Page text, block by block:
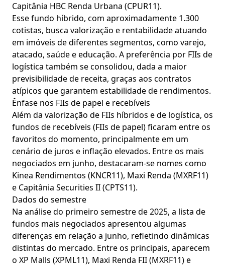
Capitânia HBC Renda Urbana (CPUR11).
Esse fundo híbrido, com aproximadamente 1.300
cotistas, busca valorização e rentabilidade atuando
em imóveis de diferentes segmentos, como varejo,
atacado, saúde e educação. A preferência por FIIs de
logística também se consolidou, dada a maior
previsibilidade de receita, graças aos contratos
atípicos que garantem estabilidade de rendimentos.
Ênfase nos FIIs de papel e recebíveis
Além da valorização de FIIs híbridos e de logística, os
fundos de recebíveis (FIIs de papel) ficaram entre os
favoritos do momento, principalmente em um
cenário de juros e inflação elevados. Entre os mais
negociados em junho, destacaram-se nomes como
Kinea Rendimentos (KNCR11), Maxi Renda (MXRF11)
e Capitânia Securities II (CPTS11).
Dados do semestre
Na análise do primeiro semestre de 2025, a lista de
fundos mais negociados apresentou algumas
diferenças em relação a junho, refletindo dinâmicas
distintas do mercado. Entre os principais, aparecem
o XP Malls (XPML11), Maxi Renda FII (MXRF11) e